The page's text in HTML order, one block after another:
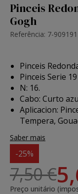
Pinceis
Gogh
Referência: 7-
Pinceis
Pinceis Serie
N: 16.
Cabo: Curto
Aplicacion:
Tempera,
Saber mais
-25%
7,50 €
Preço unitário